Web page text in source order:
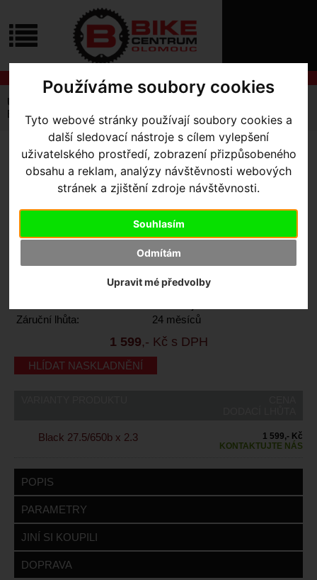
Používáme soubory cookies
Tyto webové stránky používají soubory cookies a
další sledovací nástroje s cílem vylepšení
uživatelského prostředí, zobrazení přizpůsobeného
obsahu a reklam, analýzy návštěvnosti webových
stránek a zjištění zdroje návštěvnosti.
Souhlasím
Odmítám
Upravit mé předvolby
NÁKUPU
SLUŽBY
ZTRATILI
Úvodní strana
Eliminator BLCK DMND 2Bliss Ready
ELIMINATOR BLCK DMND
2BLISS READY- Black 29 x
2.3
Specialized
Ne
Záruční lhůta:
24 měsíců
1 599,- Kč s DPH
HLÍDAT NASKLADNĚNÍ
Black 27.5/650b x 2.3
1 599,- Kč
KONTAKTUJTE NÁS
POPIS
PARAMETRY
JINÍ SI KOUPILI
DOPRAVA